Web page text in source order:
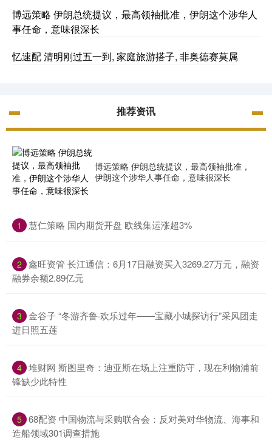
博远策略 伊朗总统提议，最高领袖批准，伊朗这个涉华人
事任命，意味很深长
忆速配 清明刚过五一到, 家庭旅游搭子, 非奥德赛莫属
推荐资讯
博远策略 伊朗总统提议，最高领袖批准，
伊朗这个涉华人事任命，意味很深长
1 ​慧仁策略 国内期货开盘 欧线集运涨超3%
2 ​鑫旺资管 长江通信：6月17日融资买入3269.27万元，融资
融券余额2.89亿元
3 ​金谷子 “冬游齐鲁·欢乐过年——宝藏小城探访行”采风团走
进日照五莲
4 ​堆财网 斯图里奇：迪亚斯在场上注重防守，现在利物浦前
锋缺少此特性
5 ​68配资 中国物流与采购联合会：反对美对华物流、海事和
造船领域301调查措施